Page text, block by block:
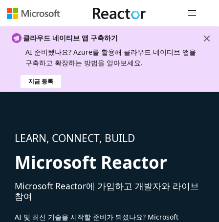
클라우드 네이티브 앱 구축하기
AI 준비됐나요? Azure를 활용해 클라우드 네이티브 앱을
구축하고 확장하는 방법을 알아보세요.
지금 등록
LEARN, CONNECT, BUILD
Microsoft Reactor
Microsoft Reactor에 가입하고 개발자와 라이브
참여
AI 및 최신 기술을 시작할 준비가 되셨나요? Microsoft